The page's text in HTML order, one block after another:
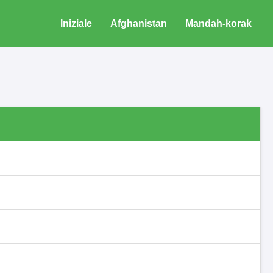
Iniziale Afghanistan Mandah-korak